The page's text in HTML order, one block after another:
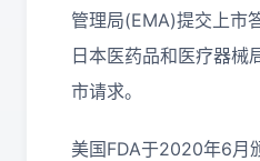
管理局(EMA)提交上市
日本医药品和医疗器械
市请求。
美国FDA于2020年6月